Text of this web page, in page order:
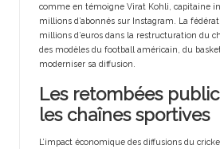
comme en témoigne Virat Kohli, capitaine
millions d’abonnés sur Instagram. La
millions d’euros dans la restructuration du
des modèles du football américain, du
moderniser sa diffusion.
Les retombées
les chaînes sportives
L’impact économique des diffusions du